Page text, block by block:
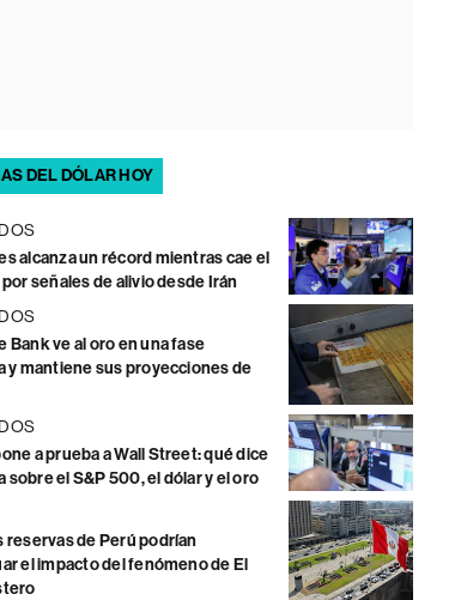
DEL DÓLAR HOY
alcanza un récord mientras cae el
señales de alivio desde Irán
Bank ve al oro en una fase
y mantiene sus proyecciones de
a prueba a Wall Street: qué dice
sobre el S&P 500, el dólar y el oro
reservas de Perú podrían
el impacto del fenómeno de El